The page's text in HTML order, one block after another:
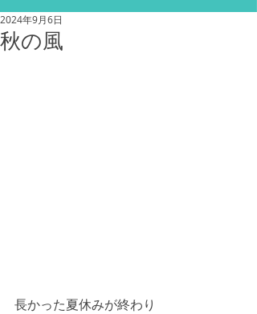
秋の風
2024年9月6日
長かった夏休みが終わり